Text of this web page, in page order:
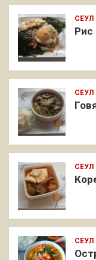
СЕУЛ
Рис
СЕУЛ
СЕУЛ
СЕУЛ